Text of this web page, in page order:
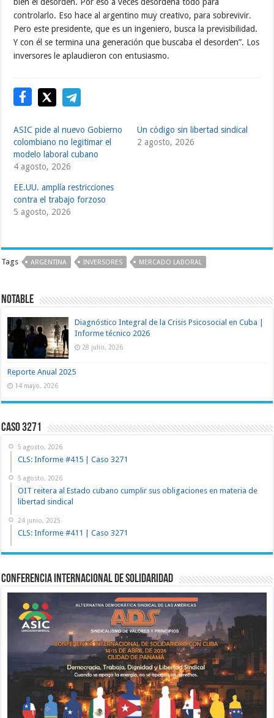
controlarlo. Eso hace al argentino muy creativo, para sobrevivir.
Pero este presidente, que es un ingeniero, busca la previsibilidad.
Y con él se termina una generación que buscaba el desorden”. Los
inversores le aplaudieron con entusiasmo.
ASIC pide al nuevo Gobierno
colombiano no legitimar el
modelo laboral cubano
4 agosto, 2026
Un código sin libertad sindical
2 agosto, 2026
EE.UU. amplía restricciones
contra el trabajo forzoso
5 agosto, 2026
Tags ARGENTINA INVERSORES MERCADO LABORAL
NOTABLE
Diagnóstico Integral de la Crisis Psicosocial en Cuba |
Informe técnico 2026
28 julio, 2026
Reporte Anual 2025
14 mayo, 2026
Caso 3271
5 agosto, 2026
CLS: Informe #415 | Caso 3271
5 agosto, 2026
OIT reitera al Estado cubano cumplir sus obligaciones en materia de
libertad sindical
24 junio, 2025
CLS: Informe #411 | Caso 3271
Conferencia Internacional de Solidaridad